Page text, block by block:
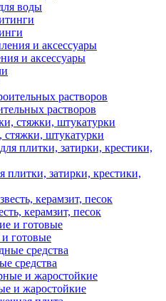
воды
и аксессуары
растворов
стяжки, штукатурки
плитки, затирки, крестики,
керамзит, песок
готовые
средства
и жаростойкие